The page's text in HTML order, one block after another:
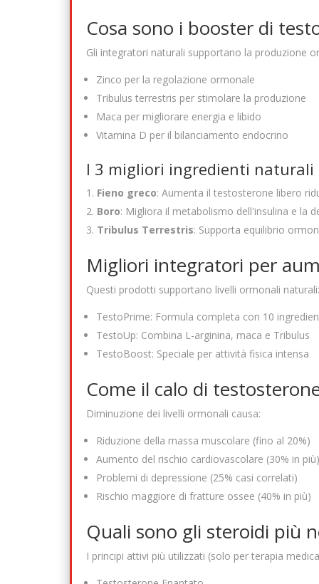
Cosa sono i booster di
Gli integratori naturali supportano la produzione
Zinco per la regolazione ormonale
Tribulus terrestris per stimolare la produzione
Maca per migliorare energia e libido
Vitamina D per il bilanciamento endocrino
I 3 migliori ingredienti naturali
Fieno greco: Aumenta il testosterone libero
Boro: Migliora il metabolismo dell'insulina e la
Tribulus Terrestris: Supporta equilibrio
Migliori integratori per
Questi prodotti supportano livelli ormonali naturali:
TestoPrime: Formula completa con 10
TestoUp: Combina L-arginina, maca e Tribulus
TestoBoost: Speciale per attività fisica intensa
Come il calo di
Diminuzione dei livelli ormonali causa:
Riduzione della massa muscolare (fino al 20%)
Aumento del rischio cardiovascolare (30% in più)
Problemi di depressione (25% casi correlati)
Rischio maggiore di fratture ossee (40% in più)
Quali sono gli steroidi più
I principi attivi più utilizzati (solo per terapia